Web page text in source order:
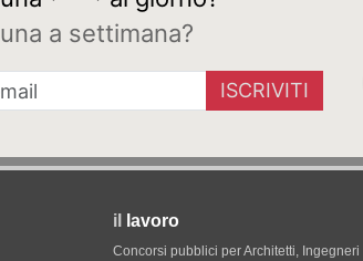
una a settimana?
ISCRIVITI
il lavoro
Concorsi pubblici per Architetti, Ingegneri